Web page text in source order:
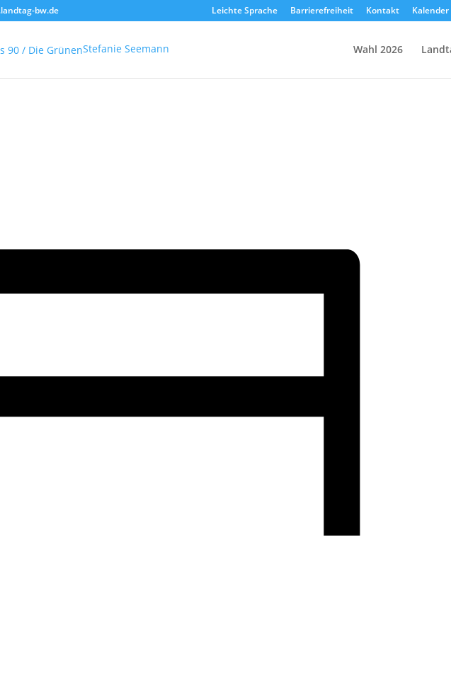
bw.de Leichte Sprache Barrierefreiheit Kontakt Kalender
Stefanie Seemann Wahl 2026